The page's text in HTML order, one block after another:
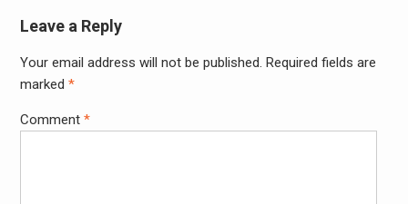
Leave a Reply
Your email address will not be published. Required fields are
marked *
Comment *